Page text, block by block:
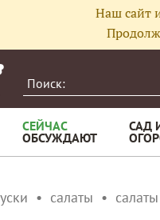
Наш сайт
СЕЙЧАС
ОБСУЖДАЮТ
САД
салаты